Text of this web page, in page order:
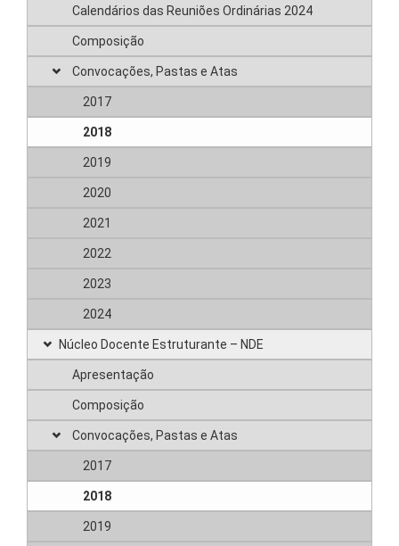
Calendários das Reuniões Ordinárias 2024
Composição
Convocações, Pastas e Atas
2017
2018
2019
2020
2021
2022
2023
2024
Núcleo Docente Estruturante – NDE
Apresentação
Composição
Convocações, Pastas e Atas
2017
2018
2019